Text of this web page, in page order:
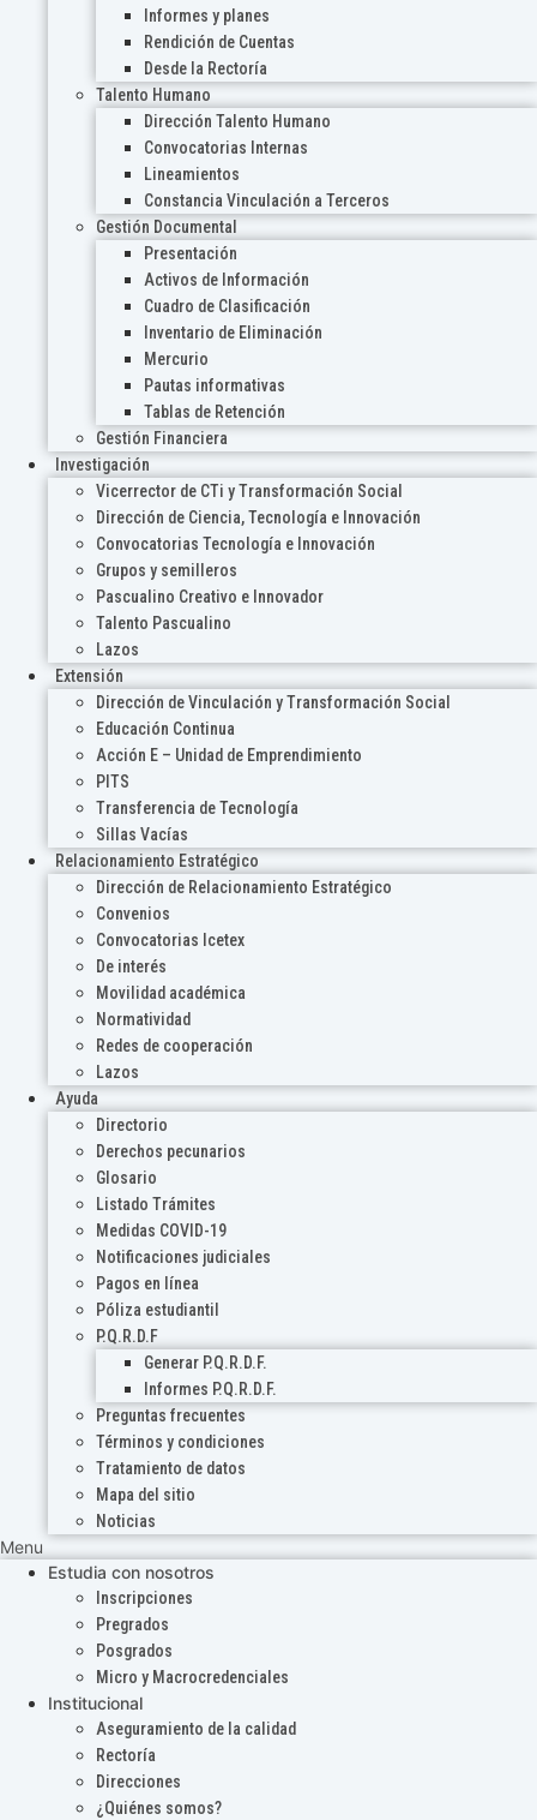
Informes y planes
Rendición de Cuentas
Desde la Rectoría
Talento Humano
Dirección Talento Humano
Convocatorias Internas
Lineamientos
Constancia Vinculación a Terceros
Gestión Documental
Presentación
Activos de Información
Cuadro de Clasificación
Inventario de Eliminación
Mercurio
Pautas informativas
Tablas de Retención
Gestión Financiera
Investigación
Vicerrector de CTi y Transformación Social
Dirección de Ciencia, Tecnología e Innovación
Convocatorias Tecnología e Innovación
Grupos y semilleros
Pascualino Creativo e Innovador
Talento Pascualino
Lazos
Extensión
Dirección de Vinculación y Transformación Social
Educación Continua
Acción E – Unidad de Emprendimiento
PITS
Transferencia de Tecnología
Sillas Vacías
Relacionamiento Estratégico
Dirección de Relacionamiento Estratégico
Convenios
Convocatorias Icetex
De interés
Movilidad académica
Normatividad
Redes de cooperación
Lazos
Ayuda
Directorio
Derechos pecunarios
Glosario
Listado Trámites
Medidas COVID-19
Notificaciones judiciales
Pagos en línea
Póliza estudiantil
P.Q.R.D.F
Generar P.Q.R.D.F.
Informes P.Q.R.D.F.
Preguntas frecuentes
Términos y condiciones
Tratamiento de datos
Mapa del sitio
Noticias
Menu
Estudia con nosotros
Inscripciones
Pregrados
Posgrados
Micro y Macrocredenciales
Institucional
Aseguramiento de la calidad
Rectoría
Direcciones
¿Quiénes somos?